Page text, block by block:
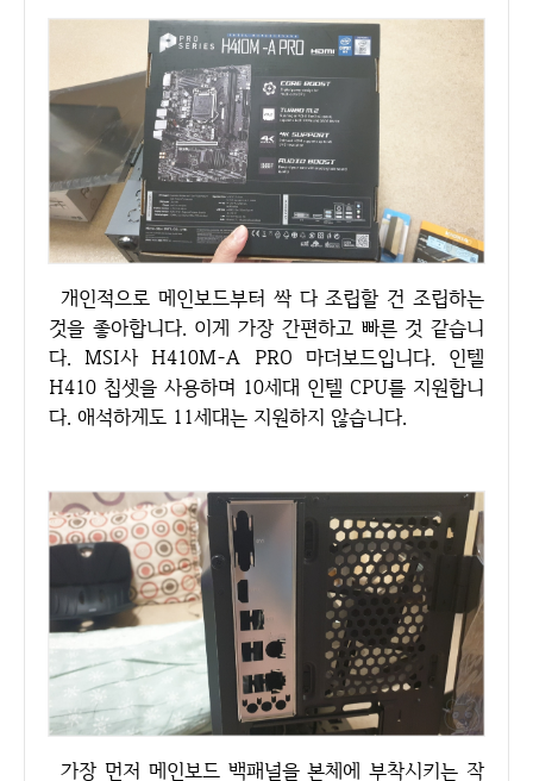
개인적으로 메인보드부터 싹 다 조립할 건 조립하는
것을 좋아합니다. 이게 가장 간편하고 빠른 것 같습니
다. MSI사 H410M-A PRO 마더보드입니다. 인텔
H410 칩셋을 사용하며 10세대 인텔 CPU를 지원합니
다. 애석하게도 11세대는 지원하지 않습니다.
가장 먼저 메인보드 백패널을 본체에 부착시키는 작